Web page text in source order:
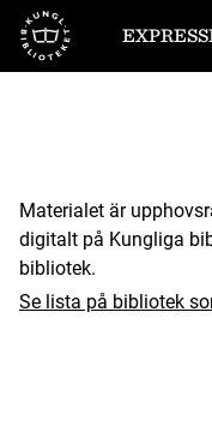
Till startsidan
Materialet är
digitalt på Kungliga
bibliotek.
Se lista på bibliotek